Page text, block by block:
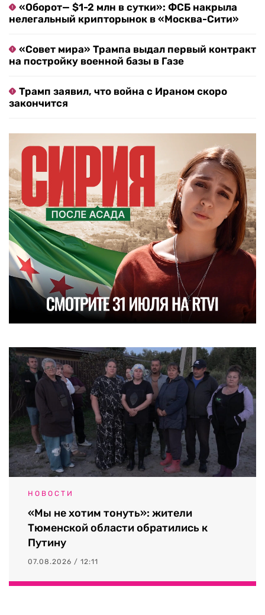
«Оборот— $1-2 млн в сутки»: ФСБ накрыла
нелегальный крипторынок в «Москва-Сити»
«Совет мира» Трампа выдал первый контракт
на постройку военной базы в Газе
Трамп заявил, что война с Ираном скоро
закончится
НОВОСТИ
«Мы не хотим тонуть»: жители
Тюменской области обратились к
Путину
07.08.2026 / 12:11